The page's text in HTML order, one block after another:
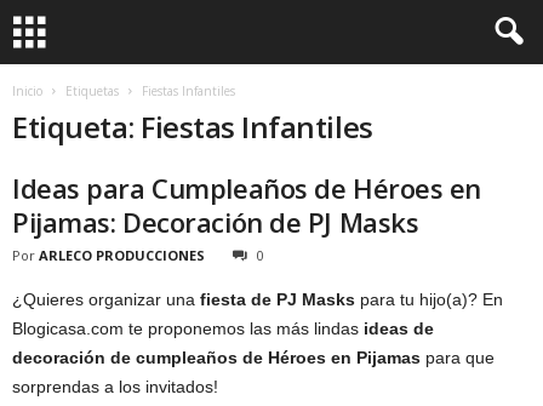
Inicio Etiquetas Fiestas Infantiles
Etiqueta: Fiestas Infantiles
Ideas para Cumpleaños de Héroes en
Pijamas: Decoración de PJ Masks
Por ARLECO PRODUCCIONES 0
¿Quieres organizar una fiesta de PJ Masks para tu hijo(a)? En
Blogicasa.com te proponemos las más lindas ideas de
decoración de cumpleaños de Héroes en Pijamas para que
sorprendas a los invitados!